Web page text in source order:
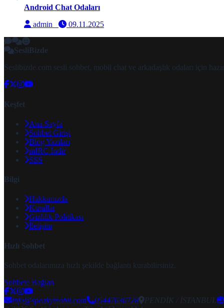
Android Chat Odaları
admin
09.11.2025
SesliBizde
Seslibizde.com sesli sohbet, mobil chat ve arkadaşlık odaları için
Keşfet
Ana Sayfa
Sohbet Girişi
Blog Yazıları
mIRC İndir
SSS
Bilgi
Hakkımızda
Kurallar
Gizlilik Politikası
İletişim
Hızlı Sohbet
Sohbet odalarımıza hızlı şekilde bağlantı kurabilirsiniz.
Sohbete Bağlan
info@speakymobil.com 05447636728 PENDİK / İSTANBUL